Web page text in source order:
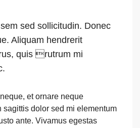
sed sollicitudin. Donec
Aliquam hendrerit
quis rutrum mi
et ornare neque
sagittis dolor sed mi elementum
ante. Vivamus egestas